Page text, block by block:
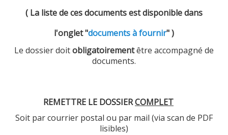
( La liste de ces documents est disponible dans
l'onglet "documents à fournir")
Le dossier doitobligatoirementêtre accompagné de
documents.
REMETTRE LE DOSSIERCOMPLET
Soit par courrier postal ou par mail (via scan de PDF
lisibles)